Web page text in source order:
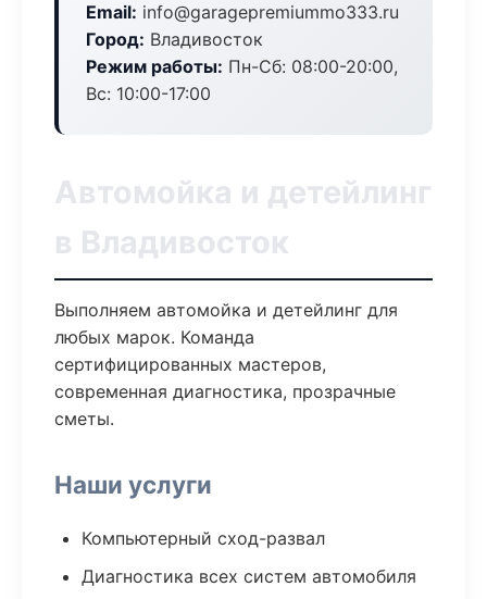
Email: info@garagepremiummo333.ru
Город: Владивосток
Режим работы: Пн-Сб: 08:00-20:00,
Вс: 10:00-17:00
Автомойка и детейлинг
в Владивосток
Выполняем автомойка и детейлинг для
любых марок. Команда
сертифицированных мастеров,
современная диагностика, прозрачные
сметы.
Наши услуги
Компьютерный сход-развал
Диагностика всех систем автомобиля